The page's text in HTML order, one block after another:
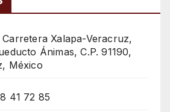
Carretera Xalapa-Veracruz,
Ánimas, C.P. 91190,
México
41 72 85